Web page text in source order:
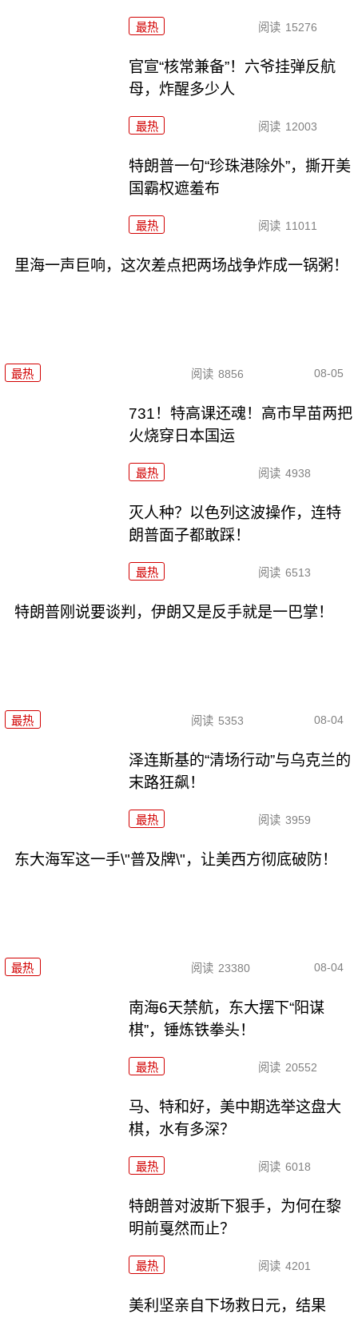
最热 阅读 15276
官宣“核常兼备”！六爷挂弹反航
母，炸醒多少人
最热 阅读 12003
特朗普一句“珍珠港除外”，撕开美
国霸权遮羞布
最热 阅读 11011
里海一声巨响，这次差点把两场战争炸成一锅粥！
最热 阅读 8856 08-05
731！特高课还魂！高市早苗两把
火烧穿日本国运
最热 阅读 4938
灭人种？以色列这波操作，连特
朗普面子都敢踩！
最热 阅读 6513
特朗普刚说要谈判，伊朗又是反手就是一巴掌！
最热 阅读 5353 08-04
泽连斯基的“清场行动”与乌克兰的
末路狂飙！
最热 阅读 3959
东大海军这一手\"普及牌\"，让美西方彻底破防！
最热 阅读 23380 08-04
南海6天禁航，东大摆下“阳谋
棋”，锤炼铁拳头！
最热 阅读 20552
马、特和好，美中期选举这盘大
棋，水有多深？
最热 阅读 6018
特朗普对波斯下狠手，为何在黎
明前戛然而止？
最热 阅读 4201
美利坚亲自下场救日元，结果